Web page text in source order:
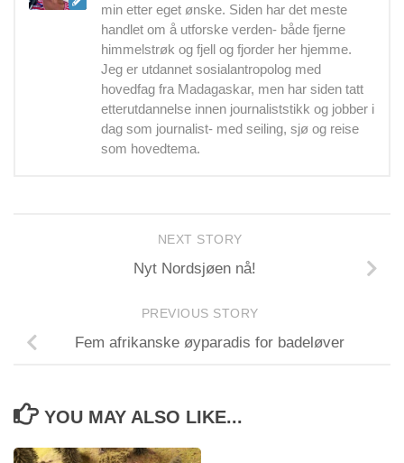
min etter eget ønske. Siden har det meste
handlet om å utforske verden- både fjerne
himmelstrøk og fjell og fjorder her hjemme.
Jeg er utdannet sosialantropolog med
hovedfag fra Madagaskar, men har siden tatt
etterutdannelse innen journaliststikk og jobber i
dag som journalist- med seiling, sjø og reise
som hovedtema.
NEXT STORY
Nyt Nordsjøen nå!
PREVIOUS STORY
Fem afrikanske øyparadis for badeløver
YOU MAY ALSO LIKE...